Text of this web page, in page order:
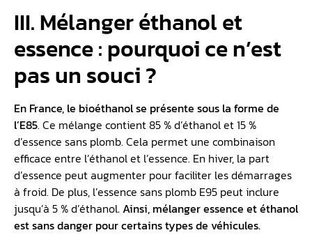
III. Mélanger éthanol et
essence : pourquoi ce n’est
pas un souci ?
En France, le bioéthanolse présente sous la forme de
l’E85. Ce mélange contient 85 % d’éthanol et 15 %
d’essence sans plomb. Cela permet une combinaison
efficace entre l’éthanol et l’essence. En hiver, la part
d’essence peut augmenter pour faciliter les démarrages
à froid. De plus, l’essence sans plomb E95 peut inclure
jusqu’à 5 % d’éthanol. Ainsi, mélanger essence et éthanol
est sans danger pour certains types de véhicules.